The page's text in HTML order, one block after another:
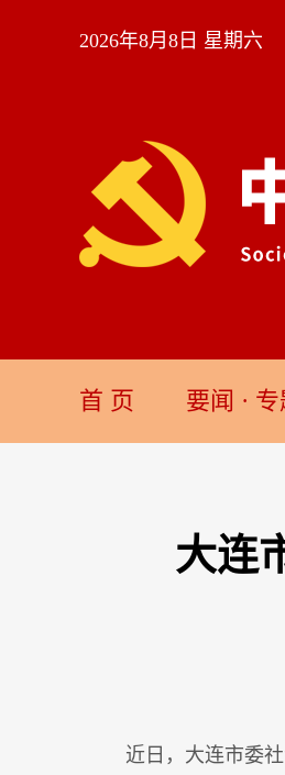
2026年8月8日 星期六
首 页 要闻 · 专
大连
近日，大连市委